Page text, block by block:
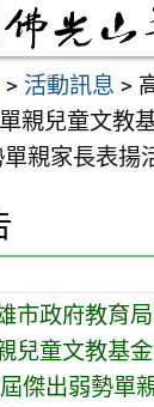
> 活動訊息 >
親兒童文教
親家長表揚
市政府教育
兒童文教基
傑出弱勢單